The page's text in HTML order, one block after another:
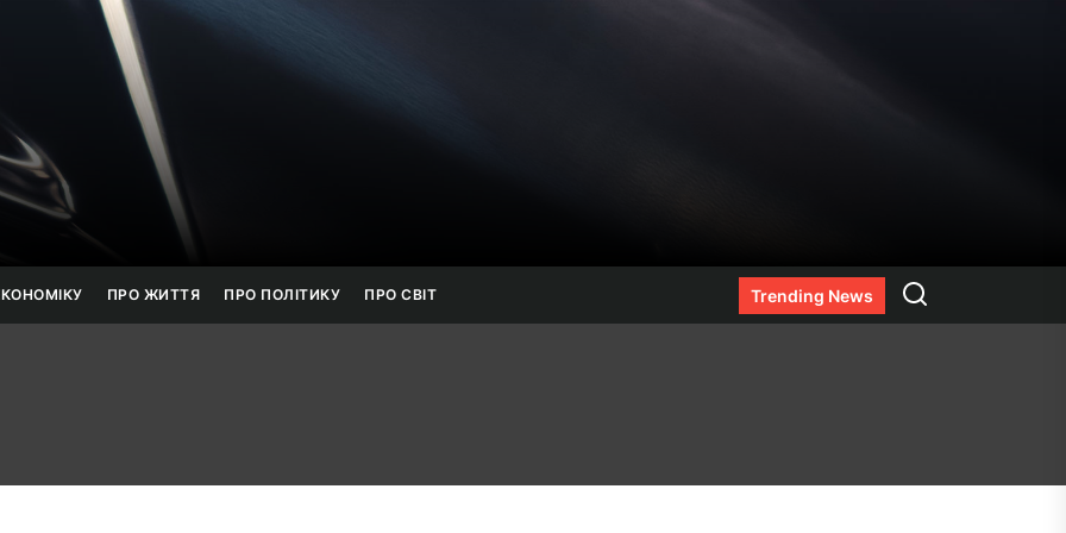
ПРО ЖИТТЯ ПРО ПОЛІТИКУ ПРО СВІТ Trending News Search